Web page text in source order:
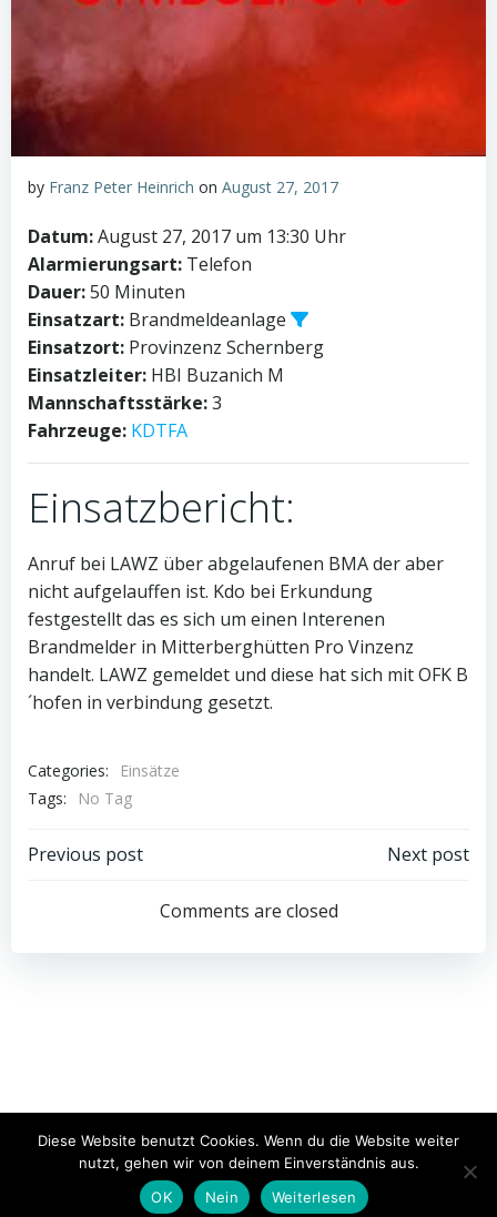
by Franz Peter Heinrich on August 27, 2017
Datum:August 27, 2017 um 13:30 Uhr
Alarmierungsart: Telefon
Dauer:50 Minuten
Einsatzart: Brandmeldeanlage
Einsatzort: Provinzenz Schernberg
Einsatzleiter: HBI Buzanich M
Mannschaftsstärke:3
Fahrzeuge: KDTFA
Einsatzbericht:
Anruf bei LAWZ über abgelaufenen BMA der aber
nicht aufgelauffen ist. Kdo bei Erkundung
festgestellt das es sich um einen Interenen
Brandmelder in Mitterberghütten Pro Vinzenz
handelt. LAWZ gemeldet und diese hat sich mit OFK B
´hofen in verbindung gesetzt.
Categories:
Einsätze
Tags:
No Tag
Post
navigation
Previous post
navigation
Next post
Comments are closed
© 2026 Freiwillige Feuerwehr Schwarzach. Created for
free using WordPress andColibri
Diese Website benutzt Cookies. Wenn du die Website weiter
nutzt, gehen wir von deinem Einverständnis aus.
OK
Nein Weiterlesen